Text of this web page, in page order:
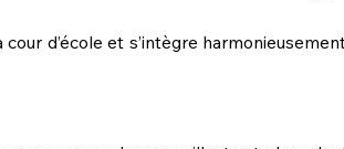
d’école et s’intègre